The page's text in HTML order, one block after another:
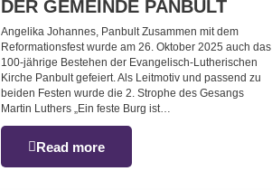
DER GEMEINDE PANBULT
Angelika Johannes, Panbult Zusammen mit dem
Reformationsfest wurde am 26. Oktober 2025 auch das
100-jährige Bestehen der Evangelisch-Lutherischen
Kirche Panbult gefeiert. Als Leitmotiv und passend zu
beiden Festen wurde die 2. Strophe des Gesangs
Martin Luthers „Ein feste Burg ist…
Read more